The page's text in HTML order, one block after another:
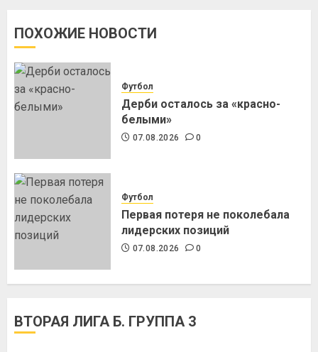
ПОХОЖИЕ НОВОСТИ
Футбол
Дерби осталось за «красно-
белыми»
07.08.2026 0
Футбол
Первая потеря не поколебала
лидерских позиций
07.08.2026 0
ВТОРАЯ ЛИГА Б. ГРУППА 3